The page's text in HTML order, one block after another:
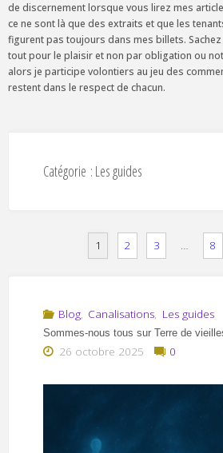
de discernement lorsque vous lirez mes
ce ne sont là que des extraits et que les
figurent pas toujours dans mes billets.
tout pour le plaisir et non par obligation ou
alors je participe volontiers au jeu des
restent dans le respect de chacun.
Catégorie : Les guides
1 2 3 … 8
Blog, Canalisations, Les guides
Sommes-nous tous sur Terre de
26 octobre 2025 0